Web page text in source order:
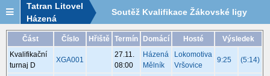
Tatran Litovel
Házená
Soutěž Kvalifikace Žákovské ligy
2022/2023 - tým Házená Mělník -
rozpis utkání
Část Číslo Hřiště Termín Domácí Hosté
Výsledek
Kvalifikační
turnaj D
XGA001
27.11.
08:00
Házená
Mělník
Lokomotiva
Vršovice
9:25 (5:14)